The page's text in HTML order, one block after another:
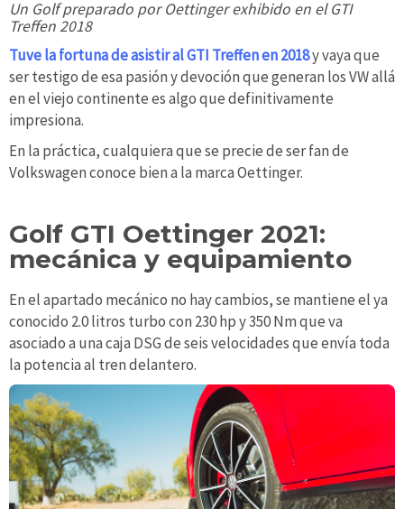
Un Golf preparado por Oettinger exhibido en el GTI
Treffen 2018
Tuve la fortuna de asistir al GTI Treffen en 2018y vaya que
ser testigo de esa pasión y devoción que generan los VW allá
en el viejo continente es algo que definitivamente
impresiona.
En la práctica, cualquiera que se precie de ser fan de
Volkswagen conoce bien a la marca Oettinger.
Golf GTI Oettinger 2021:
mecánica y equipamiento
En el apartado mecánico no hay cambios, se mantiene el ya
conocido 2.0 litros turbo con 230 hp y 350 Nm que va
asociado a una caja DSG de seis velocidades que envía toda
la potencia al tren delantero.